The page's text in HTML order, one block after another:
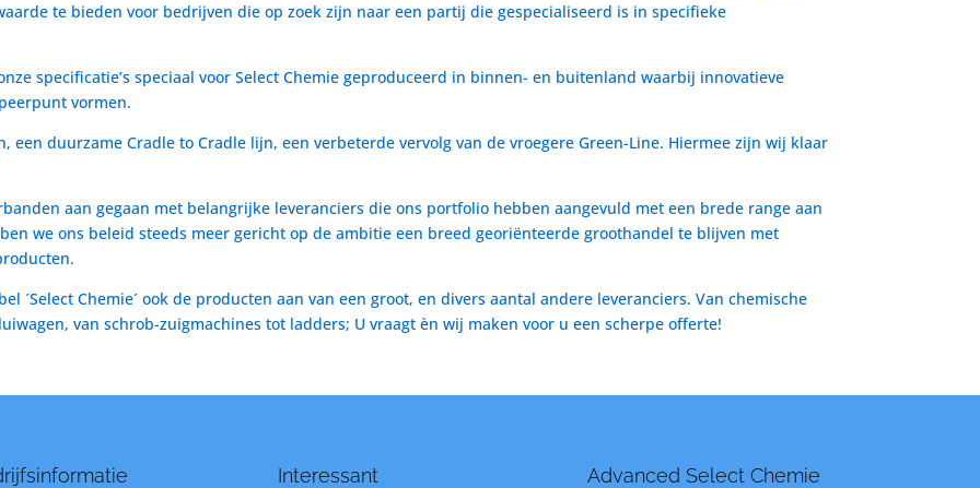
te bieden voor bedrijven die op zoek zijn naar een partij die gespecialiseerd is in specifieke
specificatie’s speciaal voor Select Chemie geproduceerd in binnen- en buitenland waarbij innovatieve
vormen.
een duurzame Cradle to Cradle lijn, een verbeterde vervolg van de vroegere Green-Line. Hiermee zijn wij klaar
aan gegaan met belangrijke leveranciers die ons portfolio hebben aangevuld met een brede range aan
we ons beleid steeds meer gericht op de ambitie een breed georiënteerde groothandel te blijven met
´Select Chemie´ ook de producten aan van een groot, en divers aantal andere leveranciers. Van chemische
van schrob-zuigmachines tot ladders; U vraagt èn wij maken voor u een scherpe offerte!
Interessant Advanced Select Chemie